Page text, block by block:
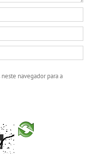
navegador para a